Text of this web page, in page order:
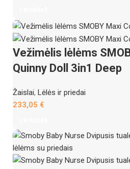
Vežimėlis lėlėms
Quinny Doll 3in1 Deep
Žaislai, Lėlės ir priedai
233,05 €